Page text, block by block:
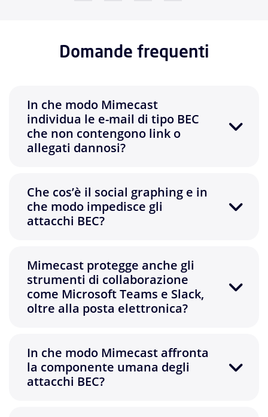
Domande frequenti
In che modo Mimecast
individua le e-mail di tipo BEC
che non contengono link o
allegati dannosi?
Che cos’è il social graphing e in
che modo impedisce gli
attacchi BEC?
Mimecast protegge anche gli
strumenti di collaborazione
come Microsoft Teams e Slack,
oltre alla posta elettronica?
In che modo Mimecast affronta
la componente umana degli
attacchi BEC?